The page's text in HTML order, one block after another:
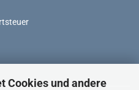
Cookies und andere